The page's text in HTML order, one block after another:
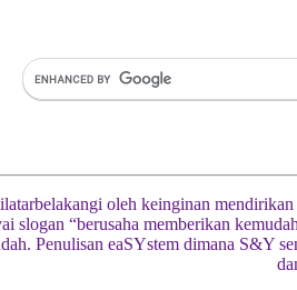
oleh keinginan
slogan “berusaha memberikan
Penulisan eaSYstem dimana S&Y